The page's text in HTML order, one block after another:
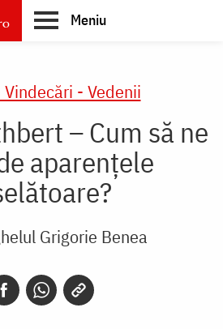
Meniu
- Vedenii
– Cum să ne
aparențele
Grigorie Benea